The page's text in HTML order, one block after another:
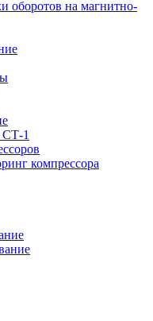
оборотов на магнитно-
СТ-1
компрессора